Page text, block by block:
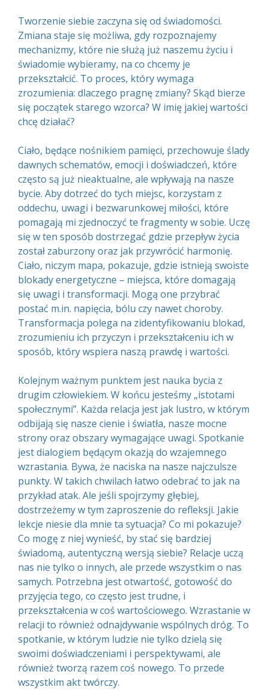
Tworzenie siebie zaczyna się od świadomości.
Zmiana staje się możliwa, gdy rozpoznajemy
mechanizmy, które nie służą już naszemu życiu i
świadomie wybieramy, na co chcemy je
przekształcić. To proces, który wymaga
zrozumienia: dlaczego pragnę zmiany? Skąd bierze
się początek starego wzorca? W imię jakiej wartości
chcę działać?
Ciało, będące nośnikiem pamięci, przechowuje ślady
dawnych schematów, emocji i doświadczeń, które
często są już nieaktualne, ale wpływają na nasze
bycie. Aby dotrzeć do tych miejsc, korzystam z
oddechu, uwagi i bezwarunkowej miłości, które
pomagają mi zjednoczyć te fragmenty w sobie. Uczę
się w ten sposób dostrzegać gdzie przepływ życia
został zaburzony oraz jak przywrócić harmonię.
Ciało, niczym mapa, pokazuje, gdzie istnieją swoiste
blokady energetyczne – miejsca, które domagają
się uwagi i transformacji. Mogą one przybrać
postać m.in. napięcia, bólu czy nawet choroby.
Transformacja polega na zidentyfikowaniu blokad,
zrozumieniu ich przyczyn i przekształceniu ich w
sposób, który wspiera naszą prawdę i wartości.
Kolejnym ważnym punktem jest nauka bycia z
drugim człowiekiem. W końcu jesteśmy „istotami
społecznymi”. Każda relacja jest jak lustro, w którym
odbijają się nasze cienie i światła, nasze mocne
strony oraz obszary wymagające uwagi. Spotkanie
jest dialogiem będącym okazją do wzajemnego
wzrastania. Bywa, że naciska na nasze najczulsze
punkty. W takich chwilach łatwo odebrać to jak na
przykład atak. Ale jeśli spojrzymy głębiej,
dostrzeżemy w tym zaproszenie do refleksji. Jakie
lekcje niesie dla mnie ta sytuacja? Co mi pokazuje?
Co mogę z niej wynieść, by stać się bardziej
świadomą, autentyczną wersją siebie? Relacje uczą
nas nie tylko o innych, ale przede wszystkim o nas
samych. Potrzebna jest otwartość, gotowość do
przyjęcia tego, co często jest trudne, i
przekształcenia w coś wartościowego. Wzrastanie w
relacji to również odnajdywanie wspólnych dróg. To
spotkanie, w którym ludzie nie tylko dzielą się
swoimi doświadczeniami i perspektywami, ale
również tworzą razem coś nowego. To przede
wszystkim akt twórczy.